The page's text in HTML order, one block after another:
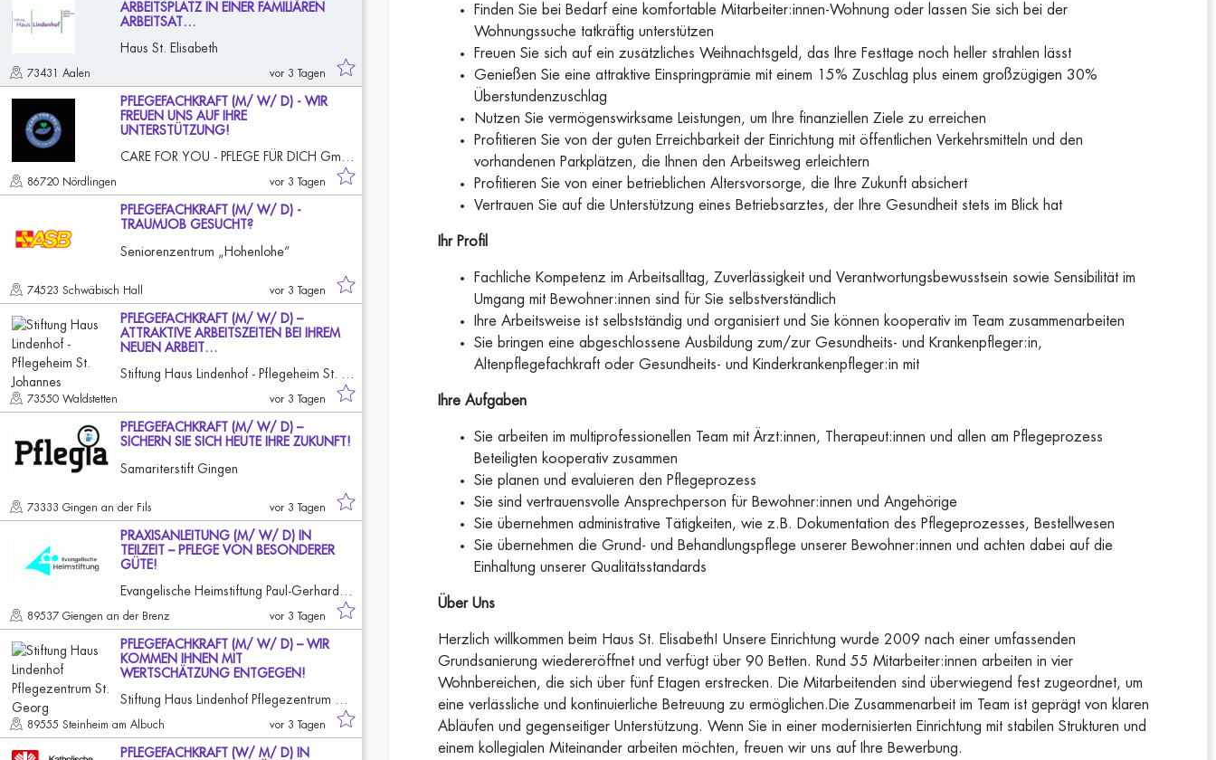
ARBEITSPLATZ IN EINER FAMILIÄREN
ARBEITSAT…
Haus St. Elisabeth
73431 Aalen vor 3 Tagen
PFLEGEFACHKRAFT (M/ W/ D) - WIR
FREUEN UNS AUF IHRE
UNTERSTÜTZUNG!
86720 Nördlingen vor 3 Tagen
PFLEGEFACHKRAFT (M/ W/ D) -
TRAUMJOB GESUCHT?
Seniorenzentrum „Hohenlohe“
74523 Schwäbisch Hall vor 3 Tagen
PFLEGEFACHKRAFT (M/ W/ D) –
ATTRAKTIVE ARBEITSZEITEN BEI IHREM
NEUEN ARBEIT…
73550 Waldstetten vor 3 Tagen
PFLEGEFACHKRAFT (M/ W/ D) –
SICHERN SIE SICH HEUTE IHRE ZUKUNFT!
Samariterstift Gingen
73333 Gingen an der Fils vor 3 Tagen
PRAXISANLEITUNG (M/ W/ D) IN
TEILZEIT – PFLEGE VON BESONDERER
GÜTE!
89537 Giengen an der Brenz vor 3 Tagen
PFLEGEFACHKRAFT (M/ W/ D) – WIR
KOMMEN IHNEN MIT
WERTSCHÄTZUNG ENTGEGEN!
89555 Steinheim am Albuch vor 3 Tagen
PFLEGEFACHKRAFT (W/ M/ D) IN
Finden Sie bei Bedarf eine komfortable Mitarbeiter:innen-Wohnung oder lassen Sie sich bei der
Wohnungssuche tatkräftig unterstützen
Freuen Sie sich auf ein zusätzliches Weihnachtsgeld, das Ihre Festtage noch heller strahlen lässt
Genießen Sie eine attraktive Einspringprämie mit einem 15% Zuschlag plus einem großzügigen 30%
Überstundenzuschlag
Nutzen Sie vermögenswirksame Leistungen, um Ihre finanziellen Ziele zu erreichen
Profitieren Sie von der guten Erreichbarkeit der Einrichtung mit öffentlichen Verkehrsmitteln und den
vorhandenen Parkplätzen, die Ihnen den Arbeitsweg erleichtern
Profitieren Sie von einer betrieblichen Altersvorsorge, die Ihre Zukunft absichert
Vertrauen Sie auf die Unterstützung eines Betriebsarztes, der Ihre Gesundheit stets im Blick hat
Ihr Profil
Fachliche Kompetenz im Arbeitsalltag, Zuverlässigkeit und Verantwortungsbewusstsein sowie Sensibilität im
Umgang mit Bewohner:innen sind für Sie selbstverständlich
Ihre Arbeitsweise ist selbstständig und organisiert und Sie können kooperativ im Team zusammenarbeiten
Sie bringen eine abgeschlossene Ausbildung zum/zur Gesundheits- und Krankenpfleger:in,
Altenpflegefachkraft oder Gesundheits- und Kinderkrankenpfleger:in mit
Ihre Aufgaben
Sie arbeiten im multiprofessionellen Team mit Ärzt:innen, Therapeut:innen und allen am Pflegeprozess
Beteiligten kooperativ zusammen
Sie planen und evaluieren den Pflegeprozess
Sie sind vertrauensvolle Ansprechperson für Bewohner:innen und Angehörige
Sie übernehmen administrative Tätigkeiten, wie z.B. Dokumentation des Pflegeprozesses, Bestellwesen
Sie übernehmen die Grund- und Behandlungspflege unserer Bewohner:innen und achten dabei auf die
Einhaltung unserer Qualitätsstandards
Über Uns
Herzlich willkommen beim Haus St. Elisabeth! Unsere Einrichtung wurde 2009 nach einer umfassenden
Grundsanierung wiedereröffnet und verfügt über 90 Betten. Rund 55 Mitarbeiter:innen arbeiten in vier
Wohnbereichen, die sich über fünf Etagen erstrecken. Die Mitarbeitenden sind überwiegend fest zugeordnet, um
eine verlässliche und kontinuierliche Betreuung zu ermöglichen.Die Zusammenarbeit im Team ist geprägt von klaren
Abläufen und gegenseitiger Unterstützung. Wenn Sie in einer modernisierten Einrichtung mit stabilen Strukturen und
einem kollegialen Miteinander arbeiten möchten, freuen wir uns auf Ihre Bewerbung.